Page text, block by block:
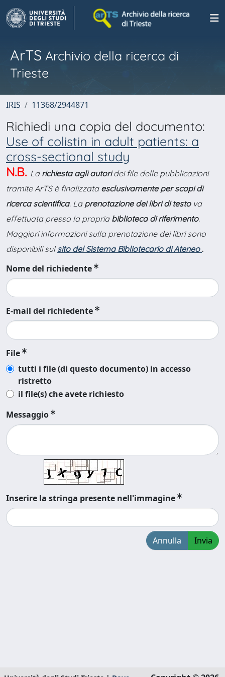
ArTS Archivio della ricerca di
Trieste
IRIS 11368/2944871
Richiedi una copia del documento:
Use of colistin in adult patients: a
cross-sectional study
N.B. La richiesta agli autoridei file delle pubblicazioni
tramite ArTS è finalizzata esclusivamente per scopi di
ricerca scientifica. La prenotazione dei libri di testova
effettuata presso la propria biblioteca di riferimento.
Maggiori informazioni sulla prenotazione dei libri sono
disponibili sul sito del Sistema Bibliotecario di Ateneo .
Nome del richiedente
E-mail del richiedente
File
tutti i file (di questo documento) in accesso
ristretto
il file(s) che avete richiesto
Messaggio
Inserire la stringa presente nell'immagine
Annulla Invia